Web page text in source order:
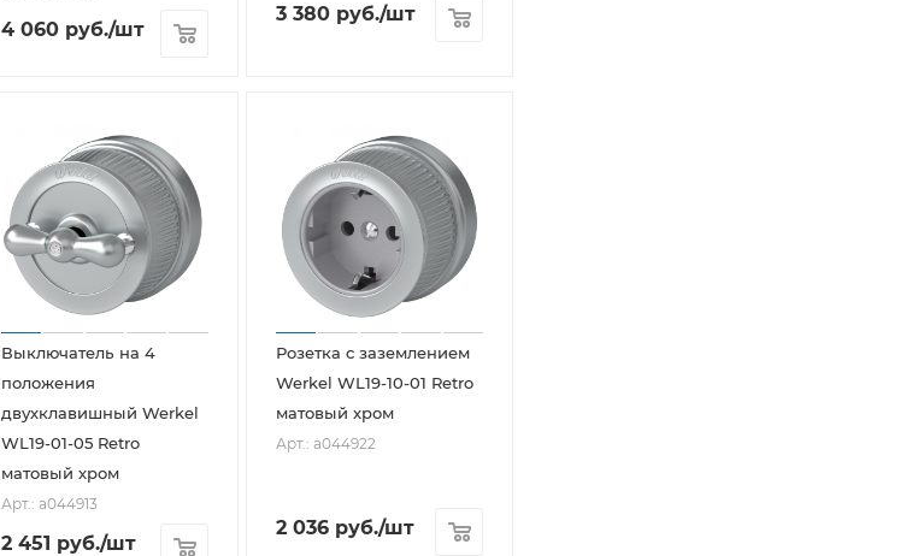
4 060 руб./шт
3 380 руб./шт
Выключатель на 4
положения
двухклавишный Werkel
WL19-01-05 Retro
матовый хром
Арт.: a044913
2 451 руб./шт
Розетка с заземлением
Werkel WL19-10-01 Retro
матовый хром
Арт.: a044922
2 036 руб./шт